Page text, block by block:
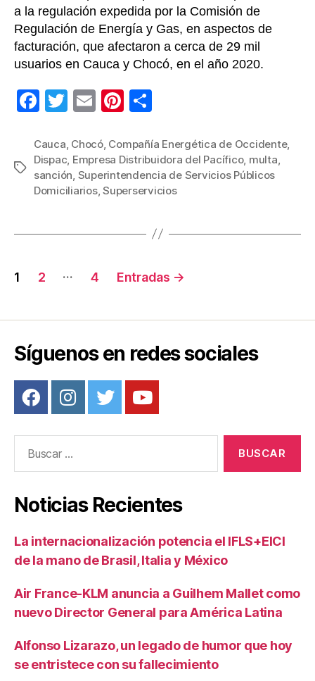
a la regulación expedida por la Comisión de
Regulación de Energía y Gas, en aspectos de
facturación, que afectaron a cerca de 29 mil
usuarios en Cauca y Chocó, en el año 2020.
F
c
e
b
o
T
tt
er
E
ail
Pi
er
e
st
m
p
ar
Etiquetas
Cauca Chocó, Compañía Energética de Occidente,
Dispac Empresa Distribuidora del Pacífico, multa
sanción Superintendencia de Servicios Públicos
Domiciliarios,Superservicios
Navegación
entradas
1 2 … 4 Entradas →
Síguenos en redes sociales
Noticias Recientes
La internacionalización potencia el IFLS+EICI
de la mano de Brasil, Italia y México
Air France-KLM anuncia a Guilhem Mallet como
nuevo Director General para América Latina
Alfonso Lizarazo, un legado de humor que hoy
se entristece con su fallecimiento